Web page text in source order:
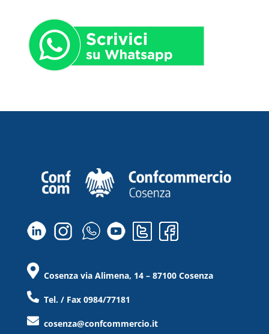
Cosenza via Alimena, 14 – 87100 Cosenza
Tel. / Fax 0984/77181
cosenza@confcommercio.it